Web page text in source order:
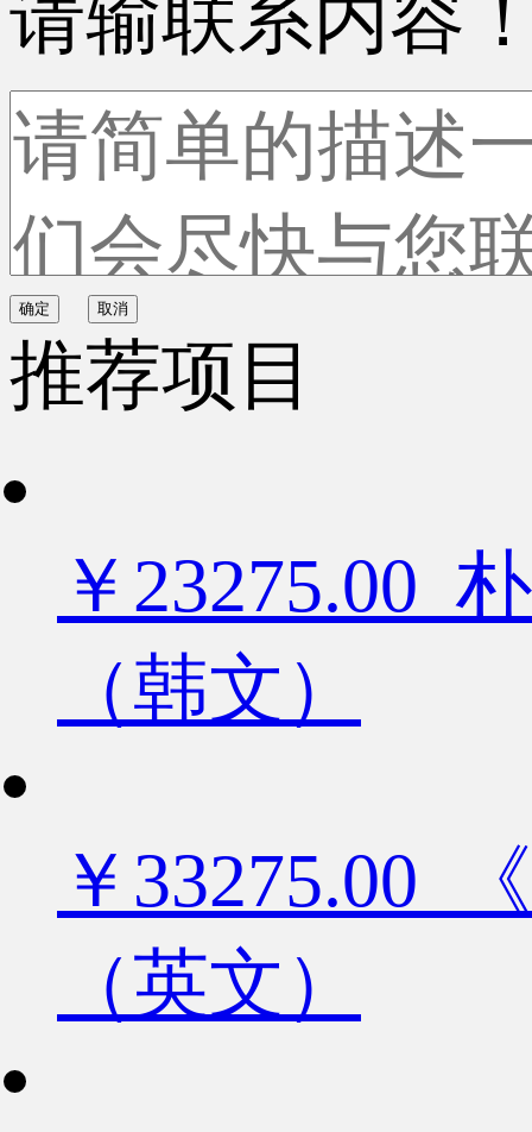
请输联系内容
确定 取消
推荐项目
￥23275.00
（韩文）
￥33275.00
（英文）